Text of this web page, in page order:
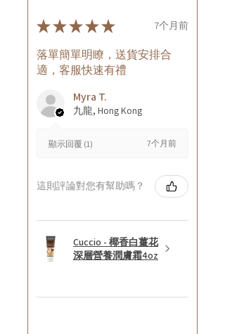
★★★★★ 7个月前
落單簡單明瞭，送貨安排合
適，客服快速有禮
Myra T.
九龍, Hong Kong
顯示回覆 (1) 7个月前
這則評論對您有幫助嗎？
Cuccio - 椰香白薑花
深層營養潤膚霜4oz